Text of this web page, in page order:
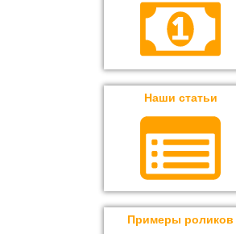
Наши статьи
Примеры роликов